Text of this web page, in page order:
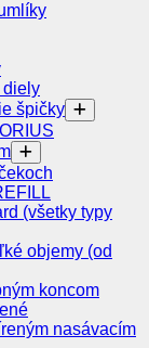
diely
špičky
(všetky typy
objemy (od
koncom
nasávacím